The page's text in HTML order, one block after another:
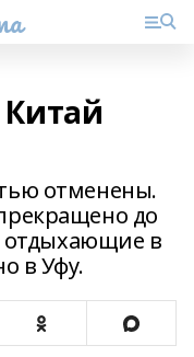
Китай
отменены.
до
отдыхающие в
в Уфу.